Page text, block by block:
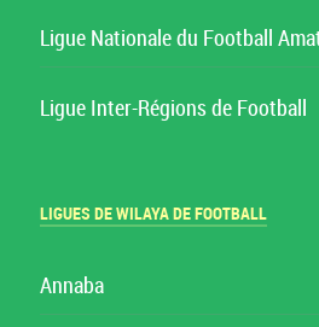
Ligue Nationale du Football
Ligue Inter-Régions de Football
LIGUES DE WILAYA DE FOOTBALL
Annaba